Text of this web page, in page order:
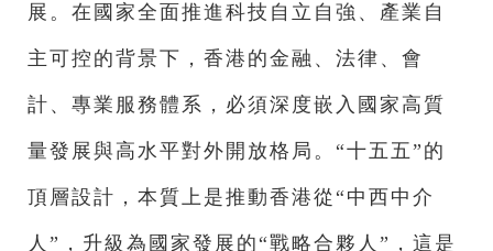
展。在國家全面推進科技自立自強、產業自
主可控的背景下，香港的金融、法律、會
計、專業服務體系，必須深度嵌入國家高質
量發展與高水平對外開放格局。“十五五”的
頂層設計，本質上是推動香港從“中西中介
人”，升級為國家發展的“戰略合夥人”，這是